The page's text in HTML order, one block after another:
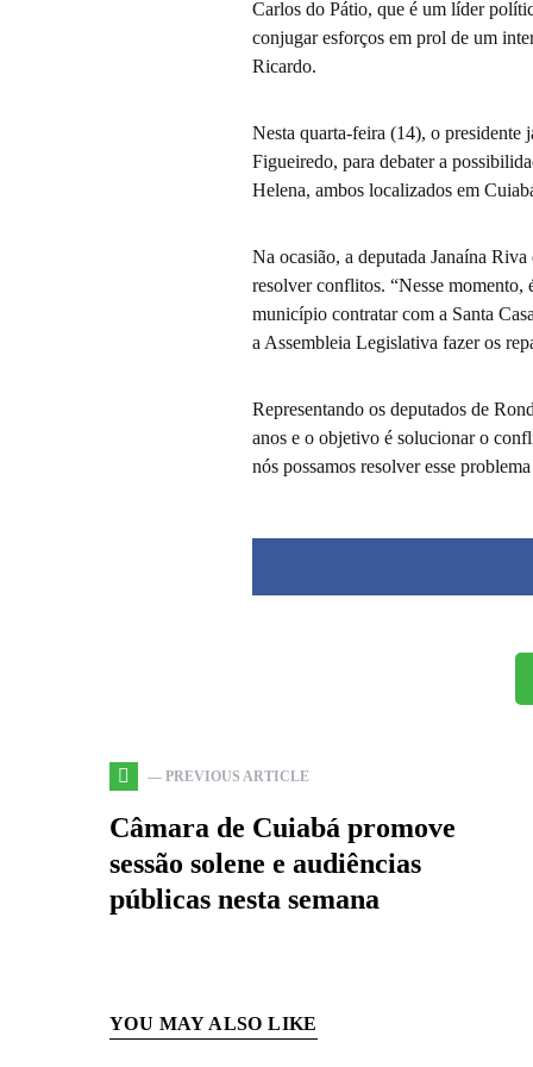
Carlos do Pátio, que é um líder
conjugar esforços em prol de um
Ricardo.
Nesta quarta-feira (14), o presidente
Figueiredo, para debater a
Helena, ambos localizados em
Na ocasião, a deputada Janaína
resolver conflitos. “Nesse momento,
município contratar com a Santa
a Assembleia Legislativa fazer os
Representando os deputados de
anos e o objetivo é solucionar o
nós possamos resolver esse
— PREVIOUS ARTICLE
Câmara de Cuiabá promove
sessão solene e audiências
públicas nesta semana
YOU MAY ALSO LIKE